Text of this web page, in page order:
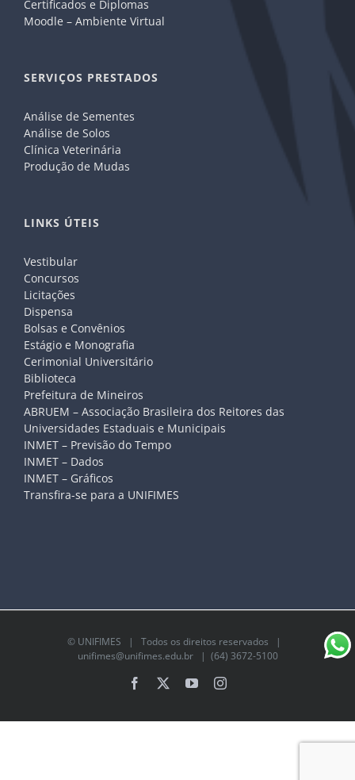
Certificados e Diplomas
Moodle – Ambiente Virtual
SERVIÇOS PRESTADOS
Análise de Sementes
Análise de Solos
Clínica Veterinária
Produção de Mudas
LINKS ÚTEIS
Vestibular
Concursos
Licitações
Dispensa
Bolsas e Convênios
Estágio e Monografia
Cerimonial Universitário
Biblioteca
Prefeitura de Mineiros
ABRUEM – Associação Brasileira dos Reitores das
Universidades Estaduais e Municipais
INMET – Previsão do Tempo
INMET – Dados
INMET – Gráficos
Transfira-se para a UNIFIMES
© UNIFIMES | Todos os direitos reservados |
unifimes@unifimes.edu.br| (64) 3672-5100
Facebook YouTubeInstagram